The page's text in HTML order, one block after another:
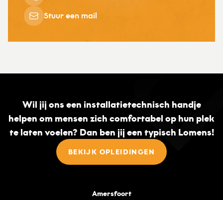
Stuur een mail
Wil jij ons een installatietechnisch handje
helpen om mensen zich comfortabel op hun plek
te laten voelen? Dan ben jij een typisch Lomens!
BEKIJK OPLEIDINGEN
Amersfoort